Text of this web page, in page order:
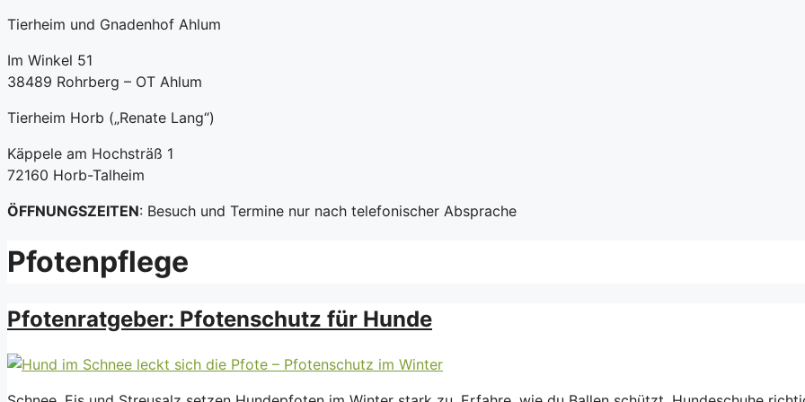
Tierheim und Gnadenhof Ahlum
Im Winkel 51
38489 Rohrberg – OT Ahlum
Tierheim Horb („Renate Lang“)
Käppele am Hochsträß 1
72160 Horb-Talheim
ÖFFNUNGSZEITEN: Besuch und Termine nur nach telefonischer Absprache
Pfotenpflege
Pfotenratgeber: Pfotenschutz für Hunde